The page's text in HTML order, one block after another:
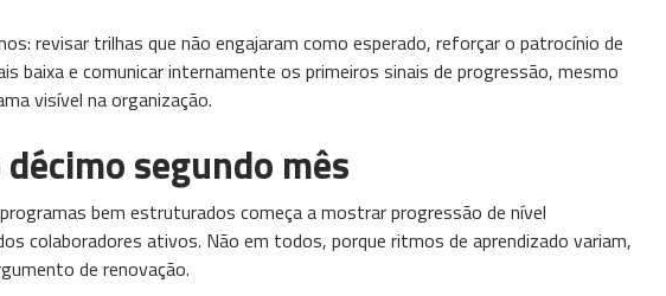
revisar trilhas que não engajaram como esperado, reforçar o patrocínio de
baixa e comunicar internamente os primeiros sinais de progressão, mesmo
visível na organização.
segundo mês
bem estruturados começa a mostrar progressão de nível
colaboradores ativos. Não em todos, porque ritmos de aprendizado variam,
de renovação.